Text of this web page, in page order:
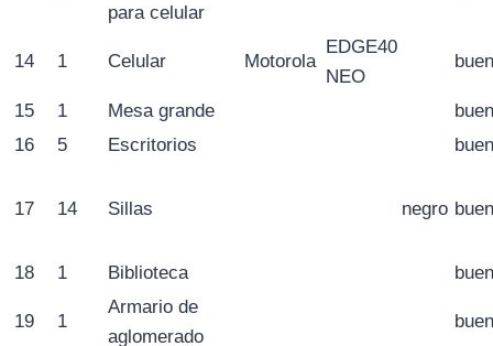
para celular
14 1 Celular Motorola
EDGE40
NEO
15 1 Mesa grande
16
5 Escritorios
17 14 Sillas negro
18 1 Biblioteca
19 1
Armario de
aglomerado